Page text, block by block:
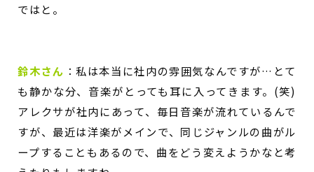
ではと。
鈴木さん ：私は本当に社内の雰囲気なんですが…とて
も静かな分、音楽がとっても耳に入ってきます。(笑)
アレクサが社内にあって、毎日音楽が流れているんで
すが、最近は洋楽がメインで、同じジャンルの曲がル
ープすることもあるので、曲をどう変えようかなと考